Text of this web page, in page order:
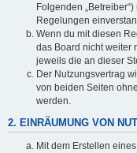
Folgenden
Regelungen
Wenn du mit diesen
das Board nicht weiter
jeweils die an dieser
Der Nutzungsvertrag
von beiden Seiten
werden.
2. EINRÄUMUNG VON
Mit dem Erstellen